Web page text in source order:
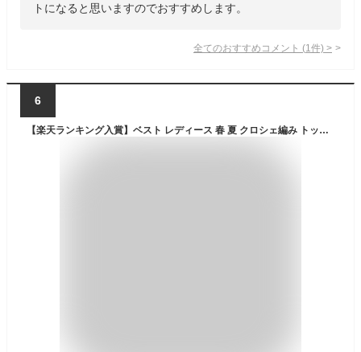
トになると思いますのでおすすめします。
全てのおすすめコメント (1 件) >
6
【楽天ランキング入賞】ベスト レディース 春 夏 クロシェ編み トップス 透かし編み プルオーバー Vネック かぎ編み カジュアル 無地 レイヤード ニットベスト トップス きれいめ カジュアル フェミニン 送料無料 無地 大人かわいい 透け